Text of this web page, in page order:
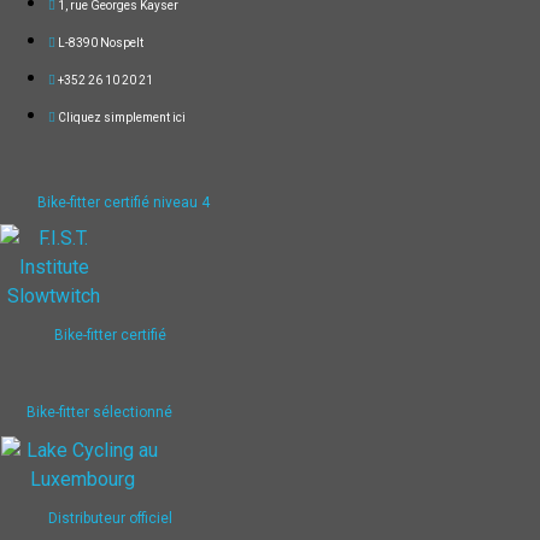
e
u
a
i
s
e
1, rue Georges Kayser
L-8390 Nospelt
+352 26 10 20 21
Cliquez simplement ici
Bike-fitter certifié niveau 4
Bike-fitter certifié
Bike-fitter sélectionné
Distributeur officiel